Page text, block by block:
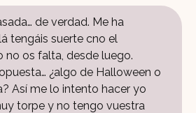
de verdad. Me ha
tengáis suerte cno el
no os falta, desde luego.
¿algo de Halloween o
Así me lo intento hacer yo
torpe y no tengo vuestra